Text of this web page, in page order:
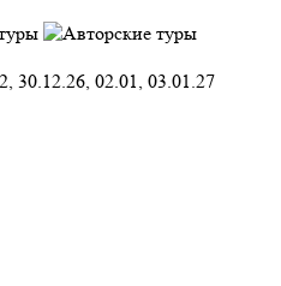
30.12.26, 02.01, 03.01.27